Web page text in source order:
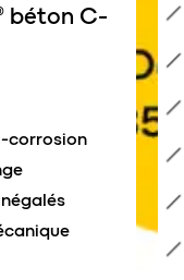
béton C-
corrosion